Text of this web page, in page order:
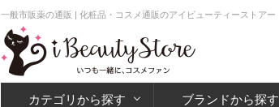
一般市販薬の通販 | 化粧品・コスメ通販のアイビューティーストアー
カテゴリから探す ブランドから探す